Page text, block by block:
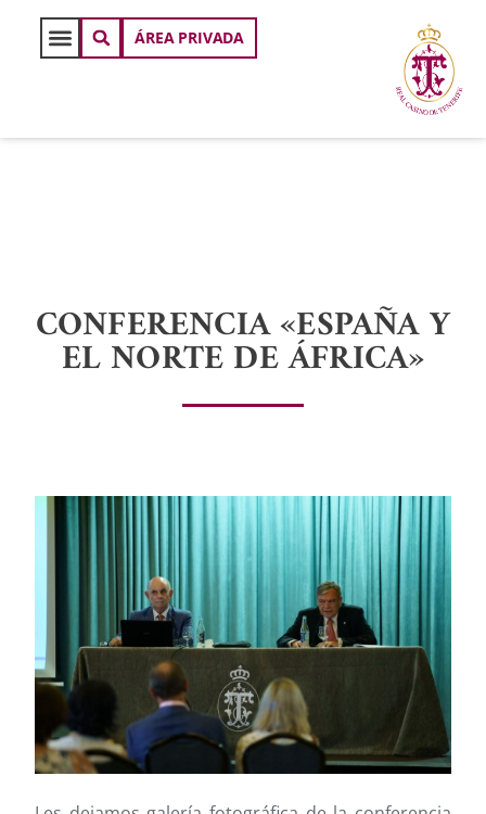
ÁREA PRIVADA
CONFERENCIA «ESPAÑA Y
EL NORTE DE ÁFRICA»